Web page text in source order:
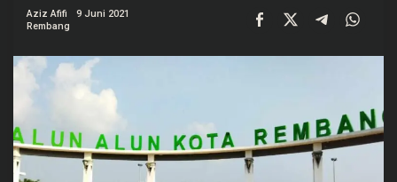
d
R
e
m
Aziz Afifi
9 Juni 2021
Rembang